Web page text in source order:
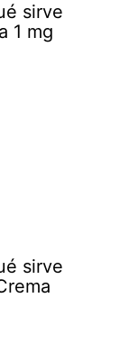
sirve
1 mg
sirve